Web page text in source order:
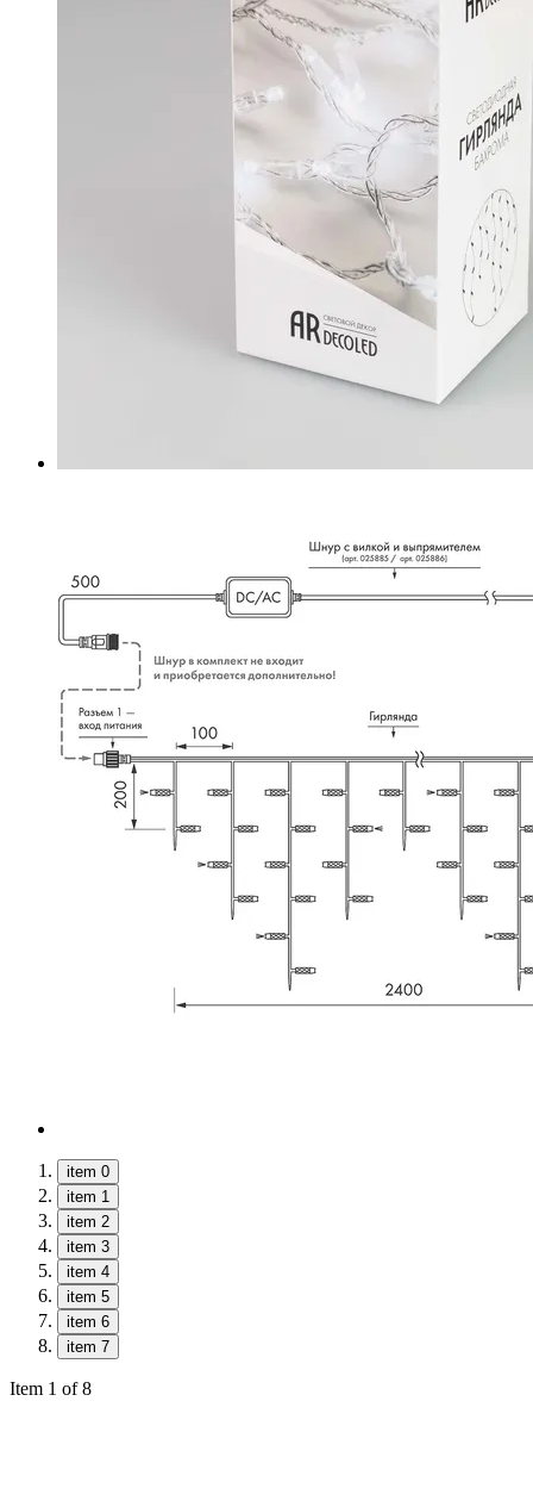
item 0
item 1
item 2
item 3
item 4
item 5
item 6
item 7
Item 1 of 8